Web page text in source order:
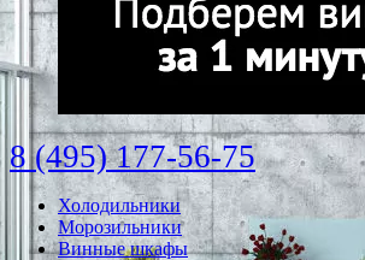
8 (495) 177-56-75
Холодильники
Морозильники
Винные шкафы